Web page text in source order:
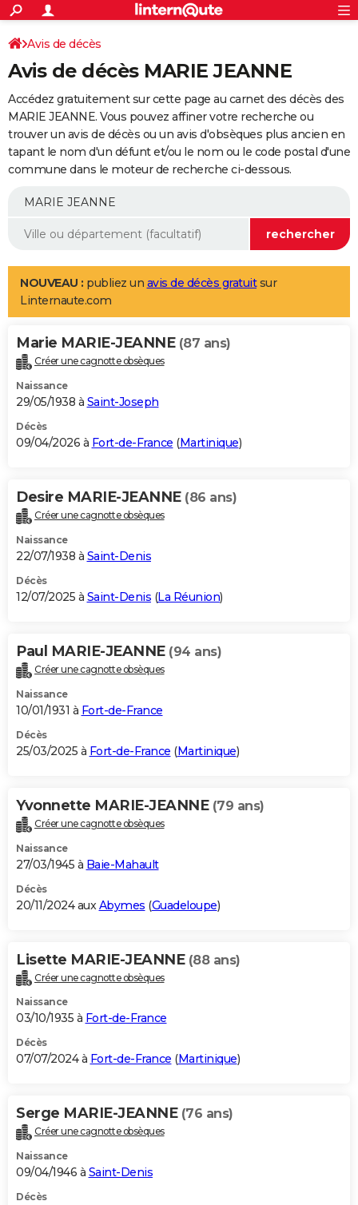
ACTUALITÉS
Politique
Société
Faits Divers
Education
Monde
Villes
+
SPORT
Coupe du monde 2026
Football
Tennis
Cyclisme
Rugby
Forum
Programme TV
TNT
Streaming
Cinéma
Sorties cinéma
Musique
+
FINANCE
Retraite
Epargne
Immobilier
Risques naturels par ville
Assurance
AUTO
Essais
Réserver un essai
Citadines
Berlines
SUV
Forum auto
+
Mobiles
Meilleur smartphone
Internet
Ordinateurs
Jeux vidéo
Guide high-tech
Aménagement intérieur
LIFESTYLE
Art de vivre
Bien-être
Loisirs
Mode
Modes de vie
Alimentation
Guide de la santé
Maladies
Médicaments
Sommeil
VOYAGE
Destinations
City break
Voyage nature
Voyage de noces
Forum
Climat
+PHOTO
GUIDES D'ACHAT
BONS PLANS
Carte de Noël
Carte Bonne année
Carte Saint-Valentin
Carte Pâques
Carte d'anniversaire
DICTIONNAIRE
Dictionnaire
Biographies
Citations
Expressions
Proverbes
PROGRAMME TV
S'inscrire
Se connecter
Lycées
Collèges
Primaires
Universités
Entreprises
Service militaire
Avis de recherche
AVIS DE DÉCÈS
Bricolage
Lifestyle
Culture
Sport
Auto
Television
Voyage
Cinema
Avis de décès
Avis de décès MARIE JEANNE
Accédez gratuitement sur cette page au carnet des décès des
MARIE JEANNE. Vous pouvez affiner votre recherche ou
trouver un avis de décès ou un avis d'obsèques plus ancien en
tapant le nom d'un défunt et/ou le nom ou le code postal d'une
commune dans le moteur de recherche ci-dessous.
NOUVEAU : publiez un avis de décès gratuitsur
Linternaute.com
Marie MARIE-JEANNE (87 ans)
Créer une cagnotte obsèques
Naissance
29/05/1938 à Saint-Joseph
Décès
09/04/2026 à Fort-de-France (Martinique)
Desire MARIE-JEANNE (86 ans)
Créer une cagnotte obsèques
Naissance
22/07/1938 à Saint-Denis
Décès
12/07/2025 à Saint-Denis (La Réunion)
Paul MARIE-JEANNE (94 ans)
Créer une cagnotte obsèques
Naissance
10/01/1931 à Fort-de-France
Décès
25/03/2025 à Fort-de-France (Martinique)
Yvonnette MARIE-JEANNE (79 ans)
Créer une cagnotte obsèques
Naissance
27/03/1945 à Baie-Mahault
Décès
20/11/2024 aux Abymes (Guadeloupe)
Lisette MARIE-JEANNE (88 ans)
Créer une cagnotte obsèques
Naissance
03/10/1935 à Fort-de-France
Décès
07/07/2024 à Fort-de-France (Martinique)
Serge MARIE-JEANNE (76 ans)
Créer une cagnotte obsèques
Naissance
09/04/1946 à Saint-Denis
Décès